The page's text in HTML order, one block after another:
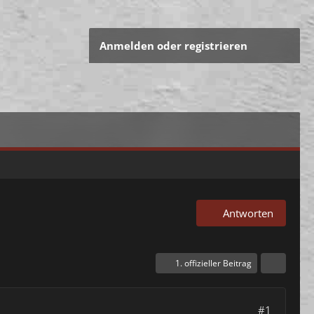
Anmelden oder registrieren
Antworten
1. offizieller Beitrag
#1